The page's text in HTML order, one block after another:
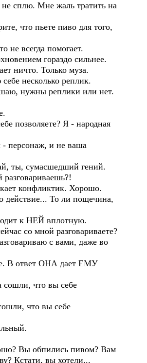
сплю. Мне жаль тратить на
что пьете пиво для того,
всегда помогает.
гораздо сильнее.
ничто. Только муза.
несколько реплик.
нужны реплики или нет.
позволяете? Я - народная
персонаж, и не ваша
ты, сумасшедший гений.
конфликтик. Хорошо.
действие... То ли пощечина,
к НЕЙ вплотную.
со мной разговариваете?
с вами, даже во
ответ ОНА дает ЕМУ
что вы себе
что вы себе
Вы обпились пивом? Вам
Кстати, вы хотели...